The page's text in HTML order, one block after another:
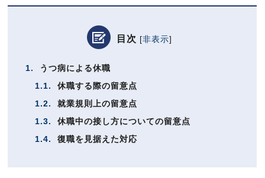
目次 [非表示]
1.
うつ病による休職
1.1.
休職する際の留意点
1.2.
就業規則上の留意点
1.3.
休職中の接し方についての留意点
1.4.
復職を見据えた対応